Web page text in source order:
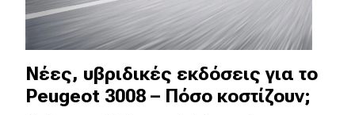
Main navigation
Επικαιρότητα
Νέα μοντέλα
Πρωτότυπα
Νέες, υβριδικές εκδόσεις για το
Peugeot 3008 – Πόσο κοστίζουν;